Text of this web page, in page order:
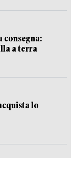
consegna:
a terra
lo